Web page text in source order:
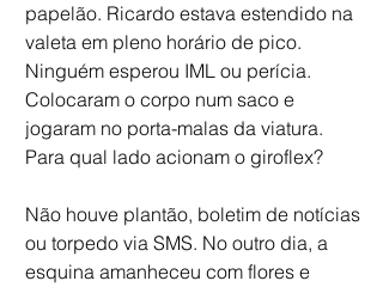
papelão. Ricardo estava estendido na
valeta em pleno horário de pico.
Ninguém esperou IML ou perícia.
Colocaram o corpo num saco e
jogaram no porta-malas da viatura.
Para qual lado acionam o giroflex?
Não houve plantão, boletim de notícias
ou torpedo via SMS. No outro dia, a
esquina amanheceu com flores e